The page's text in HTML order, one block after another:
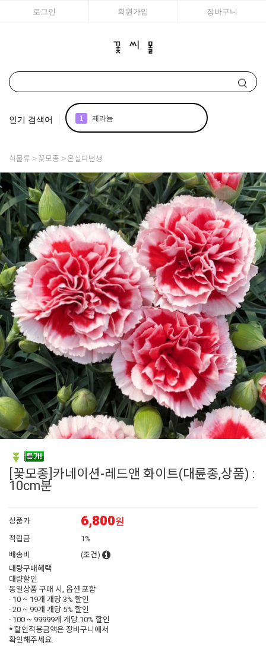
로그인 회원가입 장바구니
인기 검색어 1 제라늄
3 구근
4 리갈
5
6 펜스테몬
7 비올라
8 접시꽃
9 에키네시아
10 임파첸스
식물류 꽃모종 온실다년생
[꽃모종]카네이션-레드앤 화이트(대륜종,상품) :
10cm분
상품가 6,800원
적립금
1%
배송비
(조건)
대량구매혜택
대량할인
동일상품 구매 시, 옵션 포함
· 10 ~ 19개 개당3% 할인
· 20 ~ 99개 개당 5% 할인
· 100 ~ 99999개 개당 10% 할인
* 할인적용금액은 장바구니에서
확인해주세요.